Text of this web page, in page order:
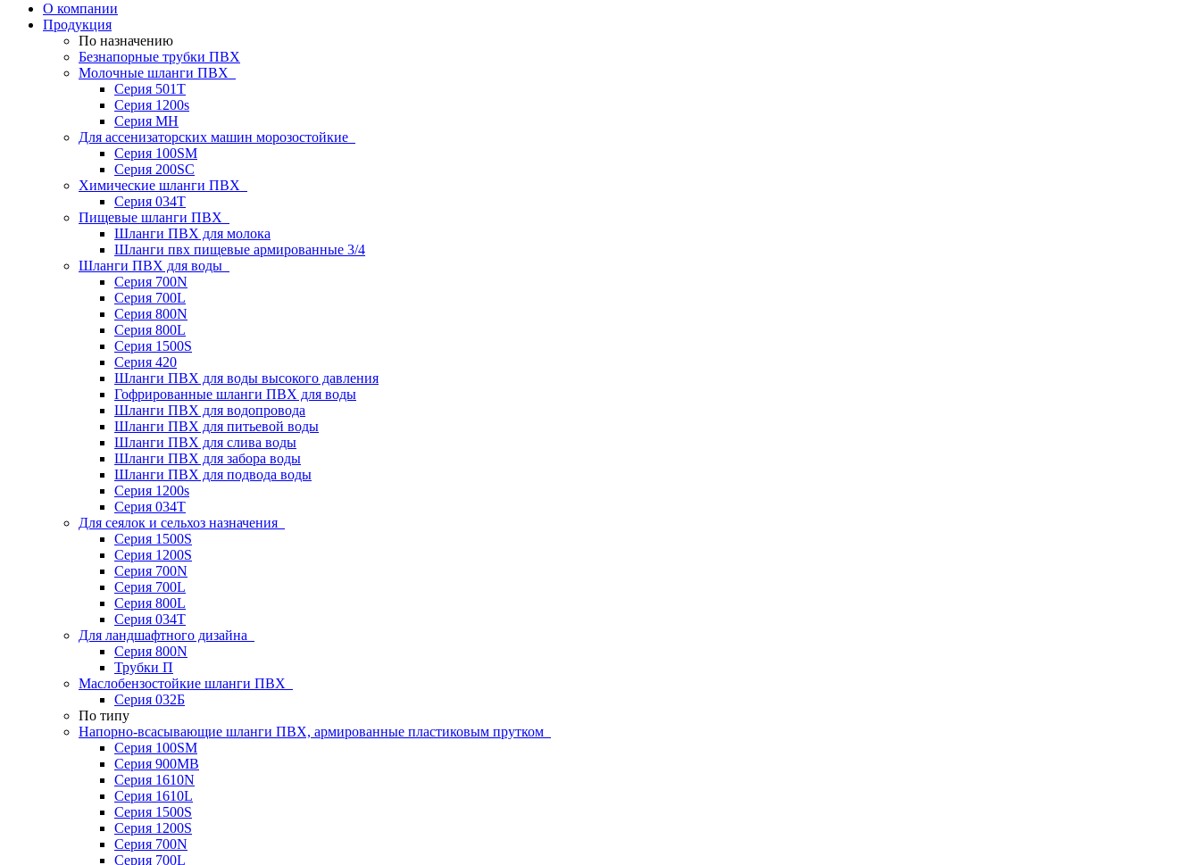
О компании
Продукция
По назначению
Безнапорные трубки ПВХ
Молочные шланги ПВХ
Серия 501T
Серия 1200s
Серия МН
Для ассенизаторских машин морозостойкие
Серия 100SM
Серия 200SС
Химические шланги ПВХ
Серия 034Т
Пищевые шланги ПВХ
Шланги ПВХ для молока
Шланги пвх пищевые армированные 3/4
Шланги ПВХ для воды
Серия 700N
Серия 700L
Серия 800N
Серия 800L
Серия 1500S
Серия 420
Шланги ПВХ для воды высокого давления
Гофрированные шланги ПВХ для воды
Шланги ПВХ для водопровода
Шланги ПВХ для питьевой воды
Шланги ПВХ для слива воды
Шланги ПВХ для забора воды
Шланги ПВХ для подвода воды
Серия 1200s
Серия 034Т
Для сеялок и сельхоз назначения
Серия 1500S
Серия 1200S
Серия 700N
Серия 700L
Серия 800L
Серия 034T
Для ландшафтного дизайна
Серия 800N
Трубки П
Маслобензостойкие шланги ПВХ
Серия 032Б
По типу
Напорно-всасывающие шланги ПВХ, армированные пластиковым прутком
Серия 100SM
Серия 900MB
Серия 1610N
Серия 1610L
Серия 1500S
Серия 1200S
Серия 700N
Серия 700L